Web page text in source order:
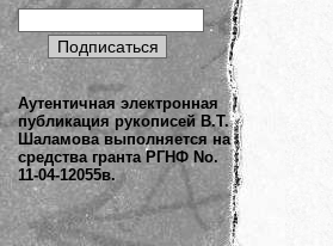
Аутентичная электронная
публикация рукописей В.Т.
Шаламова выполняется на
средства гранта РГНФ No.
11-04-12055в.